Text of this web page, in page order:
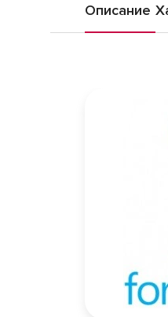
Описание